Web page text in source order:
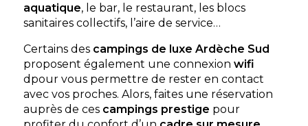
aquatique, le bar, le restaurant, les blocs
sanitaires collectifs, l’aire de service…
Certains des campings de luxe Ardèche Sud
proposent également une connexionwifi
dpour vous permettre de rester en contact
avec vos proches. Alors, faites une réservation
auprès de ces campings prestige pour
Camping Aluna Vacances
D’avril à Novembre, le camping Aluna Vacances,
classé 5 étoiles ouvre leurs portes aux vacanciers qui